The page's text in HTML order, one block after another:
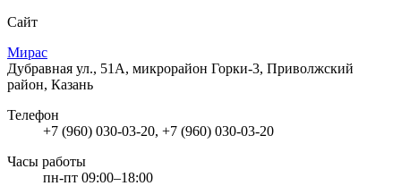
Сайт
Мирас
Дубравная ул., 51А, микрорайон Горки-3, Приволжский
район, Казань
Телефон
+7 (960) 030-03-20, +7 (960) 030-03-20
Часы работы
пн-пт 09:00–18:00